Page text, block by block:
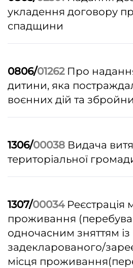
укладення договору
спадщини
0806/01262 Про
дитини, яка
воєнних дій та
1306/00038 Видача
територіальної
1307/00034Реєстрація
проживання
одночасним зняттям із
задекларованого/
місця